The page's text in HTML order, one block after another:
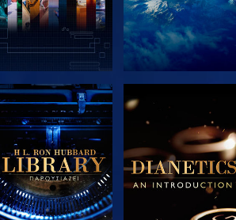
ΕΞΕΡΕΥΝΗΣΤΕ ΤΗ
ΣΕΙΡΑ
ΕΞΕΡΕΥΝΗΣΤΕ ΤΗ
ΣΕΙΡΑ